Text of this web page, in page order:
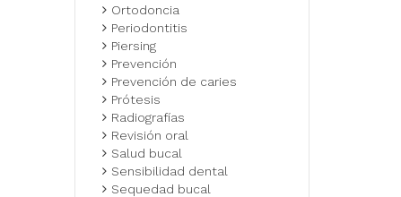
Ortodoncia
Periodontitis
Piersing
Prevención
Prevención de caries
Prótesis
Radiografías
Revisión oral
Salud bucal
Sensibilidad dental
Sequedad bucal